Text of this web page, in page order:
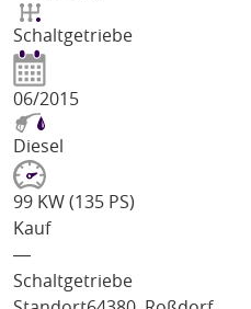
Schaltgetriebe
06/2015
Diesel
99 KW (135 PS)
Kauf
―
Schaltgetriebe